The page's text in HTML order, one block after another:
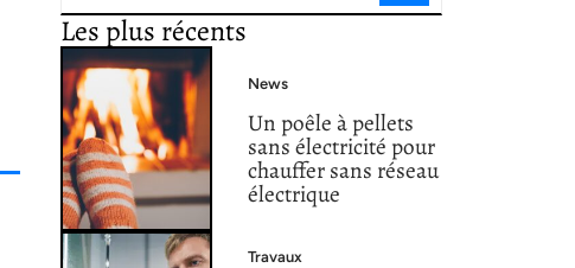
Les plus récents
News
Un poêle à pellets
sans électricité pour
chauffer sans réseau
électrique
Travaux